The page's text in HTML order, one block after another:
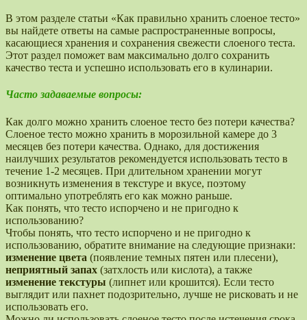
В этом разделе статьи «Как правильно хранить слоеное тесто»
вы найдете ответы на самые распространенные вопросы,
касающиеся хранения и сохранения свежести слоеного теста.
Этот раздел поможет вам максимально долго сохранить
качество теста и успешно использовать его в кулинарии.
Часто задаваемые вопросы:
Как долго можно хранить слоеное тесто без потери качества?
Слоеное тесто можно хранить в морозильной камере до 3
месяцев без потери качества. Однако, для достижения
наилучших результатов рекомендуется использовать тесто в
течение 1-2 месяцев. При длительном хранении могут
возникнуть изменения в текстуре и вкусе, поэтому
оптимально употреблять его как можно раньше.
Как понять, что тесто испорчено и не пригодно к
использованию?
Чтобы понять, что тесто испорчено и не пригодно к
использованию, обратите внимание на следующие признаки:
изменение цвета (появление темных пятен или плесени),
неприятный запах (затхлость или кислота), а также
изменение текстуры (липнет или крошится). Если тесто
выглядит или пахнет подозрительно, лучше не рисковать и не
использовать его.